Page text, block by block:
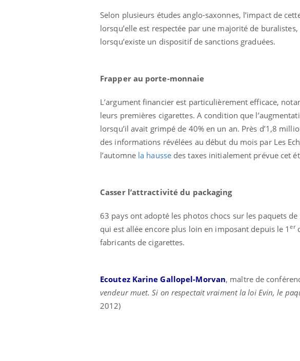
Selon plusieurs études anglo-saxonnes, l’impact de
lorsqu’elle est respectée par une majorité de
lorsqu’existe un dispositif de sanctions graduées.
Frapper au porte-monnaie
L’argument financier est particulièrement efficace,
leurs premières cigarettes. A condition que
lorsqu’il avait grimpé de 40% en un an. Près d’1,8
des informations révélées au début du mois par Les
l’automne la haussedes taxes initialement prévue cet
Casser l’attractivité du packaging
63 pays ont adopté les photos chocs sur les paquets
qui est allée encore plus loin en imposant depuis le 1er
fabricants de cigarettes.
Ecoutez Karine Gallopel-Morvan, maître de
vendeur muet. Si on respectait vraiment la loi Evin, le
2012)
Grossesse à risque : ce jus
naturel attire l'attention
des chercheurs